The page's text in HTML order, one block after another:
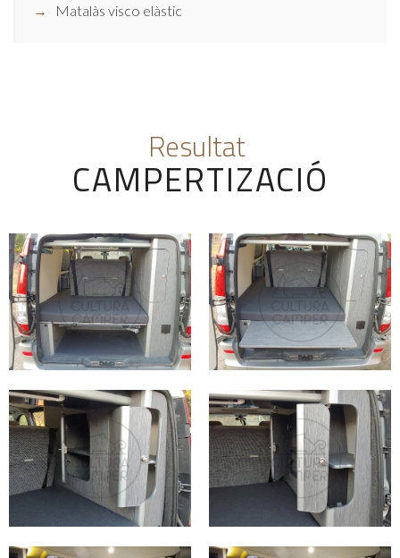
Matalàs visco elàstic
Resultat
CAMPERTIZACIÓ